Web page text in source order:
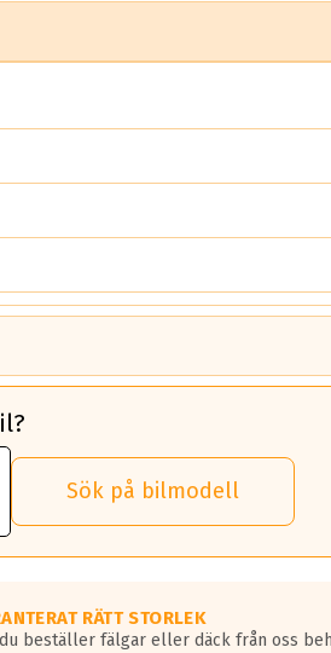
G däck.Sök på bilmodell
RÄTT STORLEK
beställer fälgar eller däck från oss